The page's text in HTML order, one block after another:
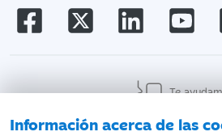
Información acerca de las
Te